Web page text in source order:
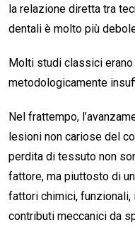
la relazione diretta tra
dentali è molto più
Molti studi classici
metodologicamente
Nel frattempo,
lesioni non cariose del
perdita di tessuto non
fattore, ma piuttosto di
fattori chimici, funzionali,
contributi meccanici da